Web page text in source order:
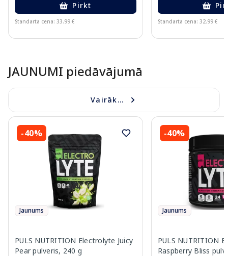
Pirkt
Standarta cena: 33.99 € Standarta cena: 32.99 €
JAUNUMI piedāvājumā
Vairāk...
-40%
Jaunums
PULS NUTRITION Electrolyte Juicy
Pear pulveris, 240 g
-40%
Jaunums
PULS NUTRITION
Raspberry Bliss